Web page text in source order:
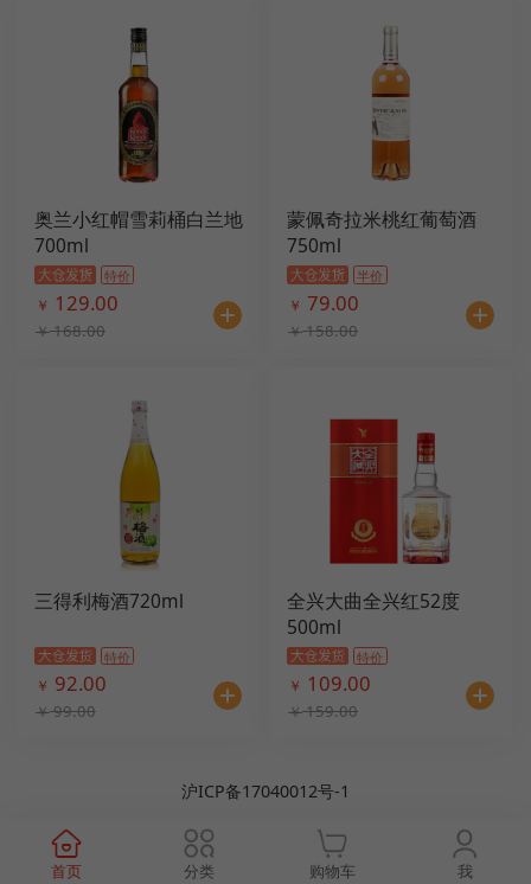
奥兰小红帽雪莉桶白兰地
700ml
特价
￥ 129.00
￥168.00
蒙佩奇拉米桃红葡萄酒
750ml
半价
￥ 79.00
￥158.00
三得利梅酒720ml
特价
￥ 92.00
￥99.00
全兴大曲全兴红52度
500ml
特价
￥ 109.00
￥159.00
沪ICP备17040012号-1
首页 分类 购物车 我